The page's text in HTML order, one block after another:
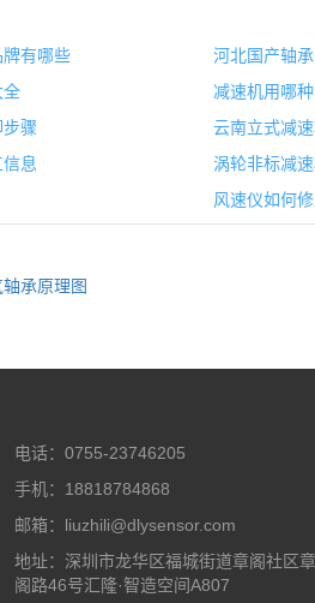
有哪些
河北国产轴
全
减速机用哪
骤
云南立式减
息
涡轮非标减
风速仪如何
承原理图
电话：0755-23746205
手机：18818784868
邮箱：liuzhili@dlysensor.com
地址：深圳市龙华区福城街道章阁社区章
阁路46号汇隆·智造空间A807